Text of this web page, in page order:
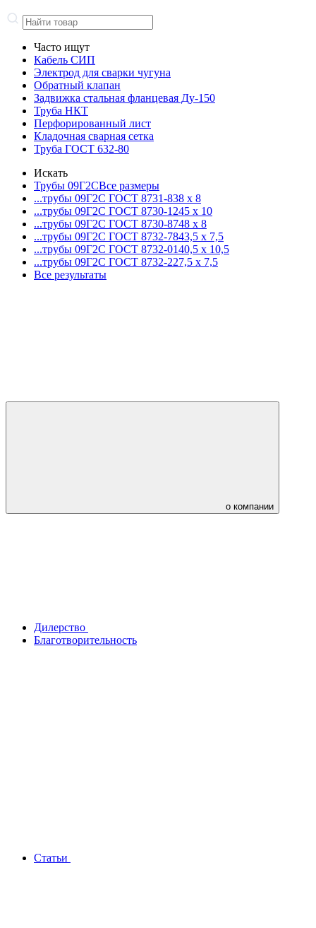
Часто ищут
Кабель СИП
Электрод для сварки чугуна
Обратный клапан
Задвижка стальная фланцевая Ду-150
Труба НКТ
Перфорированный лист
Кладочная сварная сетка
Труба ГОСТ 632-80
Искать
Трубы 09Г2СВсе размеры
...трубы 09Г2С ГОСТ 8731-838 x 8
...трубы 09Г2С ГОСТ 8730-1245 x 10
...трубы 09Г2С ГОСТ 8730-8748 x 8
...трубы 09Г2С ГОСТ 8732-7843,5 x 7,5
...трубы 09Г2С ГОСТ 8732-0140,5 x 10,5
...трубы 09Г2С ГОСТ 8732-227,5 x 7,5
Все результаты
о компании
Дилерство
Благотворительность
Статьи